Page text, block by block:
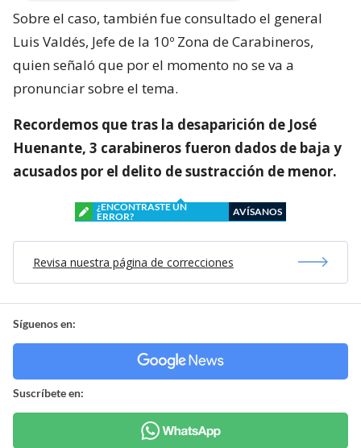
Sobre el caso, también fue consultado el general
Luis Valdés, Jefe de la 10º Zona de Carabineros,
quien señaló que por el momento no se va a
pronunciar sobre el tema.
Recordemos que tras la desaparición de José
Huenante, 3 carabineros fueron dados de baja y
acusados por el delito de sustracción de menor.
¿ENCONTRASTE UN
ERROR?
AVÍSANOS
Revisa nuestra página de correcciones
Síguenos en:
Suscríbete en: